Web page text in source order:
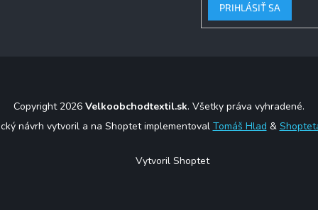
PRIHLÁSIŤ SA
Copyright 2026 Velkoobchodtextil.sk. Všetky práva vyhradené.
návrh vytvoril a na Shoptet implementoval Tomáš Hlad &
Vytvoril Shoptet